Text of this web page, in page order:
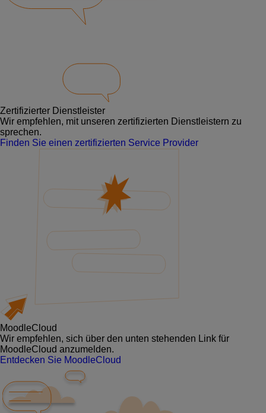
Zertifizierter Dienstleister
Wir empfehlen, mit unseren zertifizierten Dienstleistern zu
sprechen.
Finden Sie einen zertifizierten Service Provider
MoodleCloud
Wir empfehlen, sich über den unten stehenden Link für
MoodleCloud anzumelden.
Entdecken Sie MoodleCloud